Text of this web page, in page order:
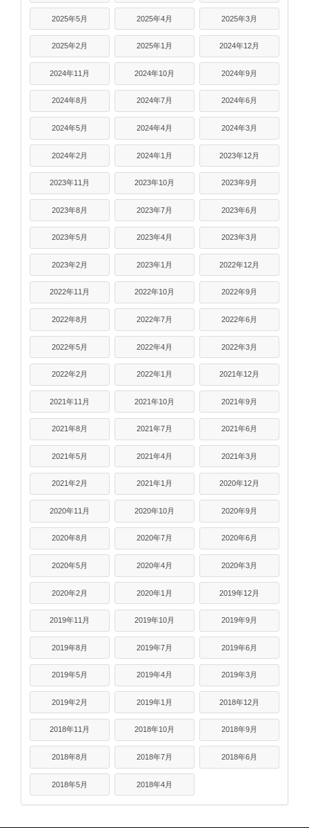
2025年5月 2025年4月 2025年3月
2025年2月 2025年1月 2024年12月
2024年11月 2024年10月 2024年9月
2024年8月 2024年7月 2024年6月
2024年5月 2024年4月 2024年3月
2024年2月 2024年1月 2023年12月
2023年11月 2023年10月 2023年9月
2023年8月 2023年7月 2023年6月
2023年5月 2023年4月 2023年3月
2023年2月 2023年1月 2022年12月
2022年11月 2022年10月 2022年9月
2022年8月 2022年7月 2022年6月
2022年5月 2022年4月 2022年3月
2022年2月 2022年1月 2021年12月
2021年11月 2021年10月 2021年9月
2021年8月 2021年7月 2021年6月
2021年5月 2021年4月 2021年3月
2021年2月 2021年1月 2020年12月
2020年11月 2020年10月 2020年9月
2020年8月 2020年7月 2020年6月
2020年5月 2020年4月 2020年3月
2020年2月 2020年1月 2019年12月
2019年11月 2019年10月 2019年9月
2019年8月 2019年7月 2019年6月
2019年5月 2019年4月 2019年3月
2019年2月 2019年1月 2018年12月
2018年11月 2018年10月 2018年9月
2018年8月 2018年7月 2018年6月
2018年5月 2018年4月